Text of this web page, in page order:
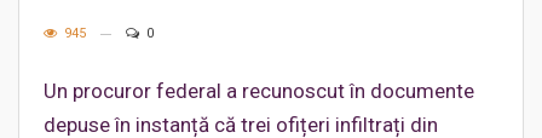
945 0
Un procuror federal a recunoscut în documente
depuse în instanță că trei ofițeri infiltrați din